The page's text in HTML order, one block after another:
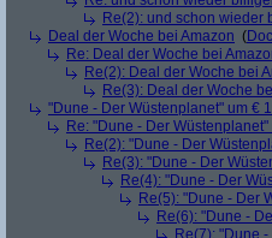
Re(2): und schon wieder
Deal der Woche bei Amazon (
Re: Deal der Woche bei
Re(2): Deal der Woche bei
Re(3): Deal der Woche
"Dune - Der Wüstenplanet" um €
Re: "Dune - Der
Re(2): "Dune - Der
Re(3): "Dune - Der
Re(4): "Dune - Der
Re(5): "Dune - Der
Re(6): "Dune -
Re(7): "Dune